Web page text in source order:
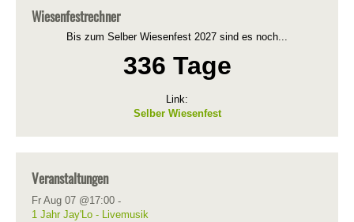
Wiesenfestrechner
Bis zum Selber Wiesenfest 2027 sind es noch...
336 Tage
Link:
Selber Wiesenfest
Veranstaltungen
Fr Aug 07 @17:00 -
1 Jahr Jay'Lo - Livemusik